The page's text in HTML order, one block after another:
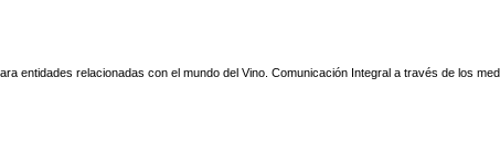
entidades relacionadas con el mundo del Vino. Comunicación Integral a través de los